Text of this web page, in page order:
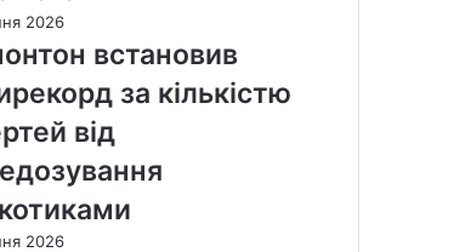
2026
встановив
за кількістю
від
2026